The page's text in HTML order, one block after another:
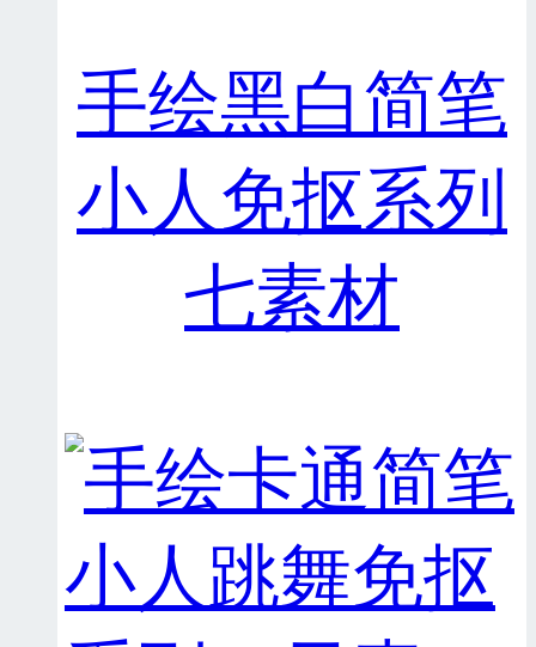
手绘黑白简笔
小人免抠系列
七素材